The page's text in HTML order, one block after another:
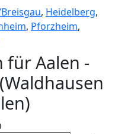
, Heidelberg,
, Pforzheim,
für Aalen -